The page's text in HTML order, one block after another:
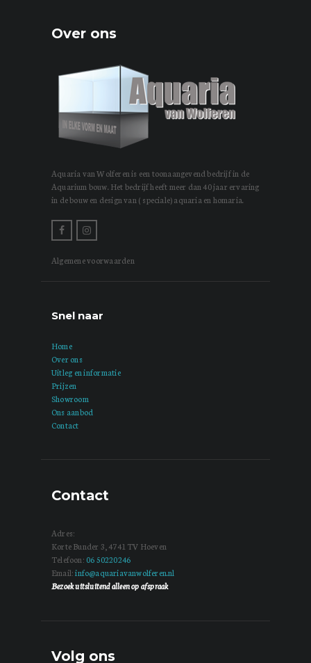
Over ons
Aquaria van Wolferen is een toonaangevend bedrijf in de
Aquarium bouw. Het bedrijf heeft meer dan 40 jaar ervaring
in de bouw en design van ( speciale) aquaria en homaria.
Algemene voorwaarden
Snel naar
Home
Over ons
Uitleg en informatie
Prijzen
Showroom
Ons aanbod
Contact
Contact
Adres:
Korte Bunder 3, 4741 TV Hoeven
Telefoon: 06 50220246
Email:info@aquariavanwolferen.nl
Bezoek uitsluitend alleen op afspraak
Volg ons